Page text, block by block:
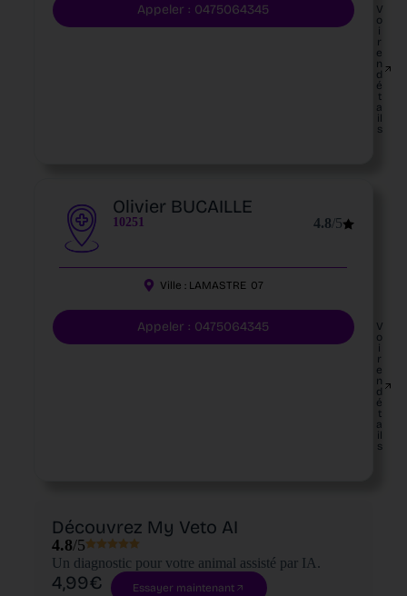
Appeler : 0475064345
V
o
i
r
e
n
d
é
t
a
il
s
Olivier BUCAILLE
10251 4.8/5
Ville : LAMASTRE 07
Appeler : 0475064345
V
o
i
r
e
n
d
é
t
a
il
s
Découvrez My Veto AI
4.8/5
Un diagnostic pour votre animal assisté par IA.
4,99€ Essayer maintenant